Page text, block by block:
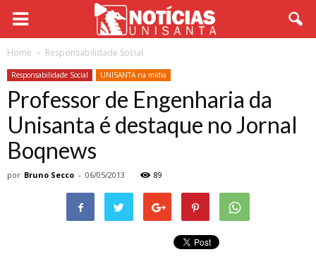
Home Responsabilidade Social
Responsabilidade Social UNISANTA na mídia
Professor de Engenharia da
Unisanta é destaque no Jornal
Boqnews
por Bruno Secco - 06/05/2013 89